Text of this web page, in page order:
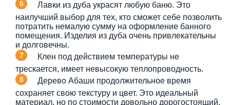
Лавки из дуба украсят любую баню. Это
наилучший выбор для тех, кто сможет себе позволить
потратить немалую сумму на оформление банного
помещения. Изделия из дуба очень привлекательны
и долговечны.
Клен под действием температуры не
трескается, имеет невысокую теплопроводность.
Дерево Абаши продолжительное время
сохраняет свою текстуру и цвет. Это идеальный
материал, но по стоимости довольно дорогостоящий.